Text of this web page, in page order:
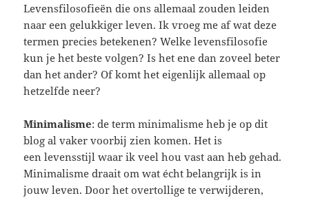
Levensfilosofieën die ons allemaal zouden leiden
naar een gelukkiger leven. Ik vroeg me af wat deze
termen precies betekenen? Welke levensfilosofie
kun je het beste volgen? Is het ene dan zoveel beter
dan het ander? Of komt het eigenlijk allemaal op
hetzelfde neer?
Minimalisme: de term minimalisme heb je op dit
blog al vaker voorbij zien komen. Het is
een levensstijl waar ik veel hou vast aan heb gehad.
Minimalisme draait om wat écht belangrijk is in
jouw leven. Door het overtollige te verwijderen,